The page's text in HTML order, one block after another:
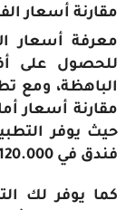
مقارنة أسعار
معرفة أسعار
للحصول على
مقارنة أسعار
فندق في 120.000 وجهة حولة العالم.
كما يوفر لك